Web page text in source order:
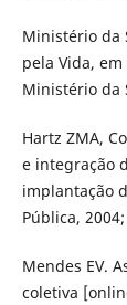
Ministério da
pela Vida, em
Ministério da
Hartz ZMA,
e integração
implantação
Pública,
Mendes EV.
coletiva